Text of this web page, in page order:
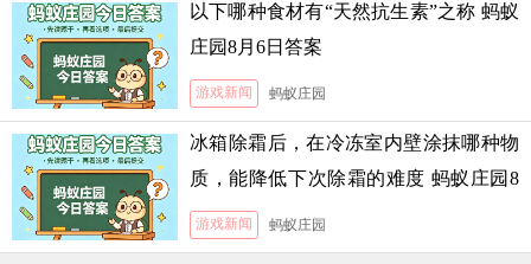
以下哪种食材有“天然抗生素”之称 蚂蚁
庄园8月6日答案
游戏新闻 蚂蚁庄园
冰箱除霜后，在冷冻室内壁涂抹哪种物
质，能降低下次除霜的难度 蚂蚁庄园8
月5日答案
游戏新闻 蚂蚁庄园